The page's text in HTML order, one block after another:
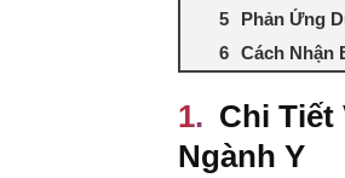
Phản Ứng
Cách Nhận
Chi Tiết
Ngành Y